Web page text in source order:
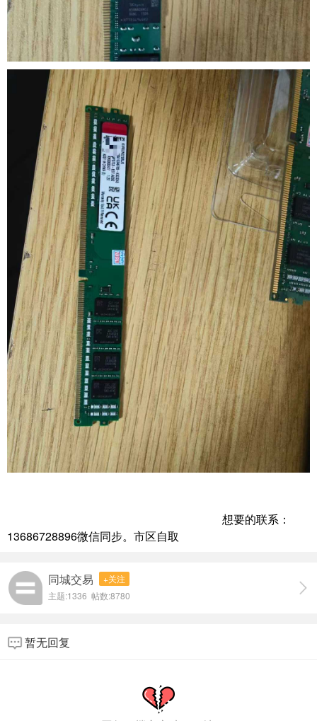
想要的联系：
13686728896微信同步。市区自取
同城交易
+关注
主题:1336 帖数:8780
暂无回复